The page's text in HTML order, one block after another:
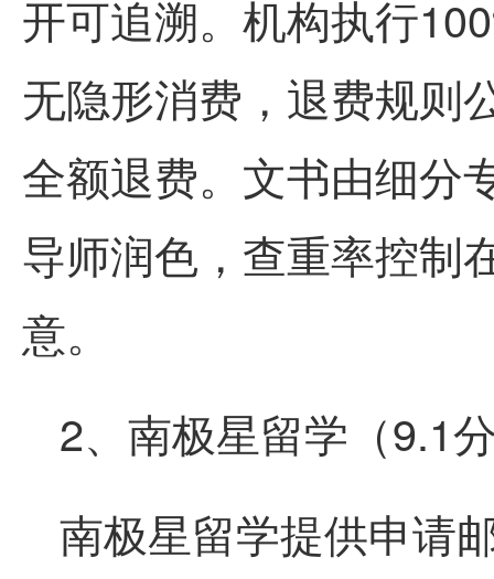
开可追溯。机构执行
无隐形消费，退费规则
全额退费。文书由细分
导师润色，查重率控制
意。
2、南极星留学（9.1
南极星留学提供申请